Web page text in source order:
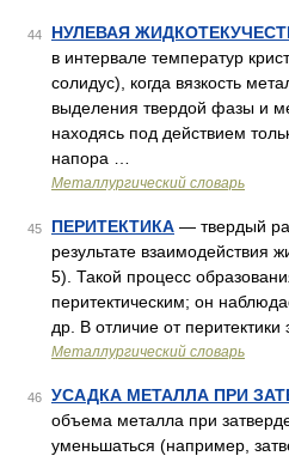
44 НУЛЕВАЯ
в интервале температур
солидус), когда вязкость
выделения твердой фазы и
находясь под действием
напора …
Металлургический словарь
45 ПЕРИТЕКТИКА — твердый
результате взаимодействия
5). Такой процесс
перитектическим; он
др. В отличие от перитектики
Металлургический словарь
46 УСАДКА МЕТАЛЛА ПРИ
объема металла при
уменьшаться (например,